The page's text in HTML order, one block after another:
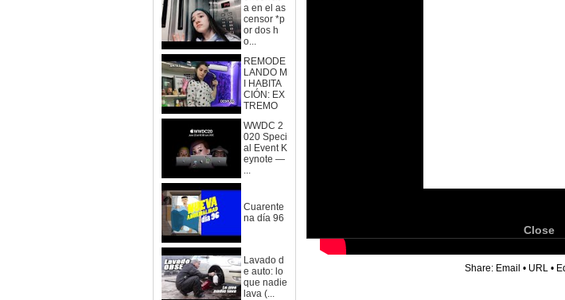
a en el as
censor *p
or dos h
o...
REMODE
LANDO M
I HABITA
CIÓN: EX
TREMO
WWDC 2
020 Speci
al Event K
eynote —
...
Cuarente
na día 96
Lavado d
e auto: lo
que nadie
lava (...
Close
Share: Email • URL •